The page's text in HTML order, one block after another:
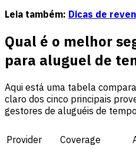
Leia também: Dicas de
Qual é o melhor
para aluguel de
Aqui está uma tabela
claro dos cinco principais
gestores de aluguéis de
Provider Coverage